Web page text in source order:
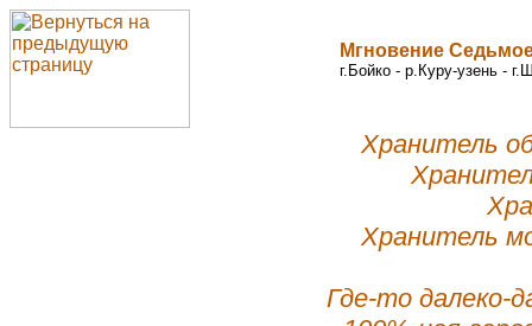
Мгновение
г.Бойко - р.Куру-узень -
Хранитель
Хранитель
Где-то далеко-